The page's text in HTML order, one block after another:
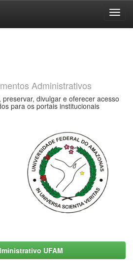
Administrativos
divulgar e oferecer acesso
para os portais institucionais
UFAM